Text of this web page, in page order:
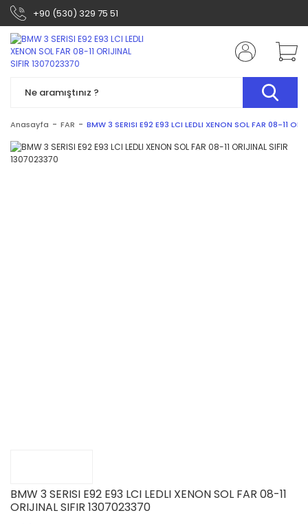
+90 (530) 329 75 51
Anasayfa FAR BMW 3 SERISI E92 E93 LCI LEDLI XENON SOL FAR 08-11
BMW 3 SERISI E92 E93 LCI LEDLI XENON SOL FAR 08-11
ORIJINAL SIFIR 1307023370